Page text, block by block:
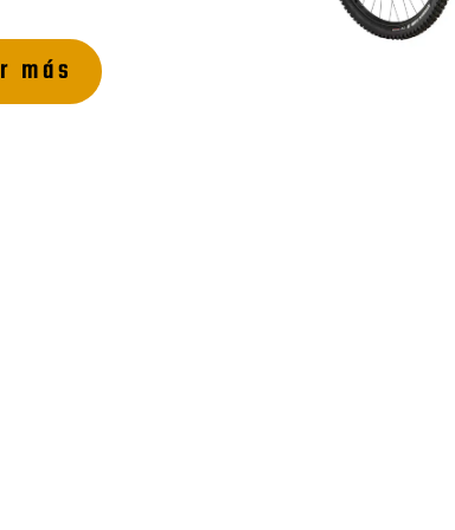
más